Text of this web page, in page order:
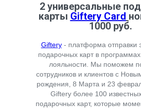
2 универсальные
карты Giftery Card
1000 руб.
Giftery- платформа отправки
подарочных карт в
лояльности. Мы поможем
сотрудников и клиентов с
рождения, 8 Марта и 23
Giftery более 100
подарочных карт, которые